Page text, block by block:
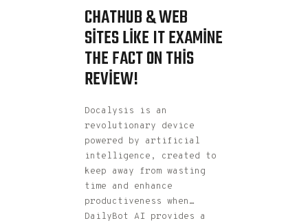
CHATHUB & WEB
SITES LIKE IT EXAMINE
THE FACT ON THIS
REVIEW!
Docalysis is an
revolutionary device
powered by artificial
intelligence, created to
keep away from wasting
time and enhance
productiveness when…
DailyBot AI provides a